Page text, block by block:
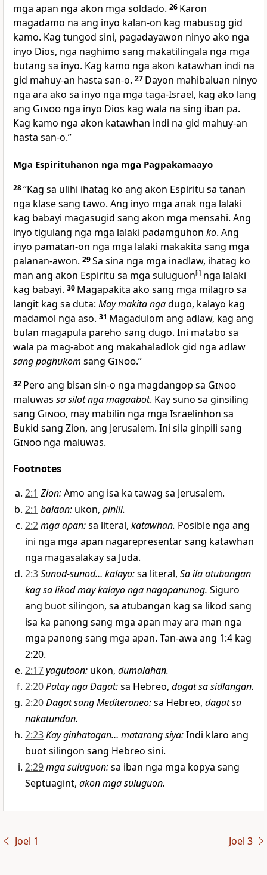
mga apan nga akon mga soldado. 26 Karon
magadamo na ang inyo kalan-on kag mabusog gid
kamo. Kag tungod sini, pagadayawon ninyo ako nga
inyo Dios, nga naghimo sang makatilingala nga mga
butang sa inyo. Kag kamo nga akon katawhan indi na
gid mahuy-an hasta san-o. 27 Dayon mahibaluan ninyo
nga ara ako sa inyo nga mga taga-Israel, kag ako lang
ang Ginoo nga inyo Dios kag wala na sing iban pa.
Kag kamo nga akon katawhan indi na gid mahuy-an
hasta san-o.”
Mga Espirituhanon nga mga Pagpakamaayo
28“Kag sa ulihi ihatag ko ang akon Espiritu sa tanan
nga klase sang tawo. Ang inyo mga anak nga lalaki
kag babayi magasugid sang akon mga mensahi. Ang
inyo tigulang nga mga lalaki padamguhon ko. Ang
inyo pamatan-on nga mga lalaki makakita sang mga
palanan-awon. 29Sa sina nga mga inadlaw, ihatag ko
man ang akon Espiritu sa mga suluguon[i] nga lalaki
kag babayi. 30 Magapakita ako sang mga milagro sa
langit kag sa duta: May makita ngadugo, kalayo kag
madamol nga aso. 31 Magadulom ang adlaw, kag ang
bulan magapula pareho sang dugo. Ini matabo sa
wala pa mag-abot ang makahaladlok gid nga adlaw
sang paghukom sang Ginoo.”
32 Pero ang bisan sin-o nga magdangop sa Ginoo
maluwas sa silot nga magaabot. Kay suno sa ginsiling
sang Ginoo, may mabilin nga mga Israelinhon sa
Bukid sang Zion, ang Jerusalem. Ini sila ginpili sang
Ginoo nga maluwas.
Footnotes
2:1 Zion:Amo ang isa ka tawag sa Jerusalem.
2:1 balaan: ukon, pinili.
2:2mga apan:sa literal, katawhan. Posible nga ang
ini nga mga apan nagarepresentar sang katawhan
nga magasalakay sa Juda.
2:3Sunod-sunod… kalayo:sa literal, Sa ila atubangan
kag sa likod may kalayo nga nagapanunog. Siguro
ang buot silingon, sa atubangan kag sa likod sang
isa ka panong sang mga apan may ara man nga
mga panong sang mga apan. Tan-awa ang 1:4 kag
2:20.
2:17yagutaon: ukon, dumalahan.
2:20Patay nga Dagat:sa Hebreo, dagat sa sidlangan.
2:20Dagat sang Mediteraneo:sa Hebreo, dagat sa
nakatundan.
2:23Kay ginhatagan… matarong siya:Indi klaro ang
buot silingon sang Hebreo sini.
2:29mga suluguon:sa iban nga mga kopya sang
Septuagint, akon mga suluguon.
Joel 1 Joel 3